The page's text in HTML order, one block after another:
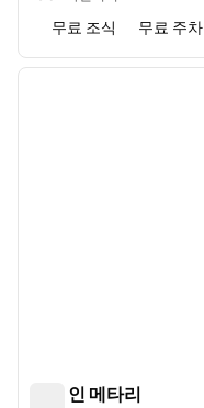
무료 조식 무료 주차
1/12
햄튼 인 메타리